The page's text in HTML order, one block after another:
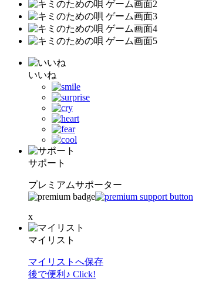
いいね
サポート
プレミアムサポーター
x
マイリスト
マイリストへ保存
後で便利♪ Click!